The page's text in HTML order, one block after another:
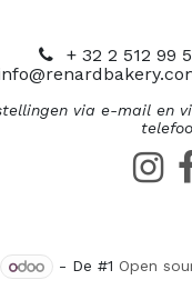
+ 32 2 512 99
via e-mail en
- De #1 Open